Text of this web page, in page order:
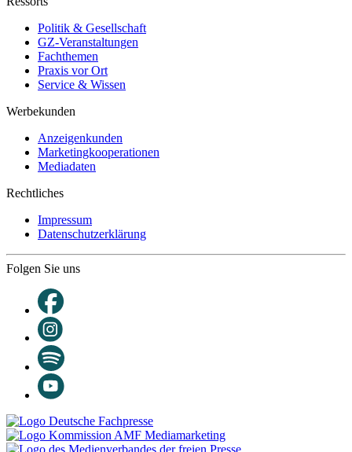
Politik & Gesellschaft
GZ-Veranstaltungen
Fachthemen
Praxis vor Ort
Service & Wissen
Werbekunden
Anzeigenkunden
Marketingkooperationen
Mediadaten
Rechtliches
Impressum
Datenschutzerklärung
Folgen Sie uns